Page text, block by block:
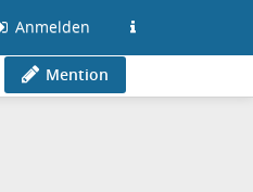
Anmelden
Mention